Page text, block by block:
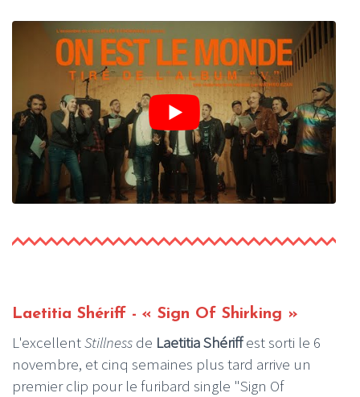
Laetitia Shériff - « Sign Of Shirking »
L'excellentStillness de Laetitia Shériffest sorti le 6
novembre, et cinq semaines plus tard arrive un
premier clip pour le furibard single "Sign Of